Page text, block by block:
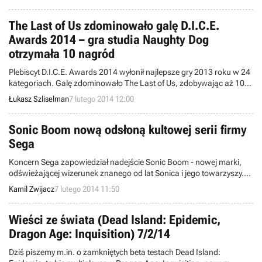
The Last of Us zdominowało galę D.I.C.E.
Awards 2014 – gra studia Naughty Dog
otrzymała 10 nagród
Plebiscyt D.I.C.E. Awards 2014 wyłonił najlepsze gry 2013 roku w 24
kategoriach. Galę zdominowało The Last of Us, zdobywając aż 10
nagród, w tym tytuł gry roku. Sprawdź, jakie inne zeszłoroczne
produkcje deweloperzy uznali za wyjątkowe.
Łukasz Szliselman7 lutego 2014 12:00
Sonic Boom nową odsłoną kultowej serii firmy
Sega
Koncern Sega zapowiedział nadejście Sonic Boom - nowej marki,
odświeżającej wizerunek znanego od lat Sonica i jego towarzyszy.
Firma planuje wprowadzić na rynek nie tylko grę na konsole Wii U i
3DS, ale także serial animowany oraz maskotki.
Kamil Zwijacz7 lutego 2014 11:50
Wieści ze świata (Dead Island: Epidemic,
Dragon Age: Inquisition) 7/2/14
Dziś piszemy m.in. o zamkniętych beta testach Dead Island: